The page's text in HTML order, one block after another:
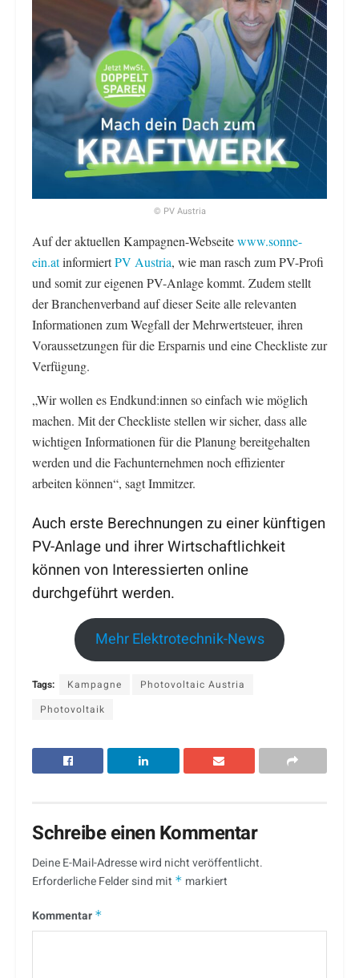
© PV Austria
Auf der aktuellen Kampagnen-Webseitewww.sonne-
ein.atinformiertPV Austria, wie man rasch zum PV-Profi
und somit zur eigenen PV-Anlage kommt. Zudem stellt
der Branchenverband auf dieser Seite alle relevanten
Informationen zum Wegfall der Mehrwertsteuer, ihren
Voraussetzungen für die Ersparnis und eine Checkliste zur
Verfügung.
„Wir wollen es Endkund:innen so einfach wie möglich
machen. Mit der Checkliste stellen wir sicher, dass alle
wichtigen Informationen für die Planung bereitgehalten
werden und die Fachunternehmen noch effizienter
arbeiten können“, sagt Immitzer.
Auch erste Berechnungen zu einer künftigen
PV-Anlage und ihrer Wirtschaftlichkeit
können von Interessierten online
durchgeführt werden.
Mehr Elektrotechnik-News
Tags: Kampagne
Photovoltaic Austria
Photovoltaik
Schreibe einen Kommentar
Deine E-Mail-Adresse wird nicht veröffentlicht.
Erforderliche Felder sind mit * markiert
Kommentar *